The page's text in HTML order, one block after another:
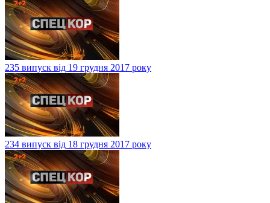
235 випуск від 19 грудня 2017 року
234 випуск від 18 грудня 2017 року